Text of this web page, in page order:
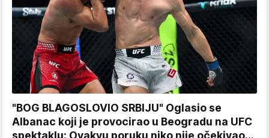
"BOG BLAGOSLOVIO SRBIJU" Oglasio se
Albanac koji je provocirao u Beogradu na UFC